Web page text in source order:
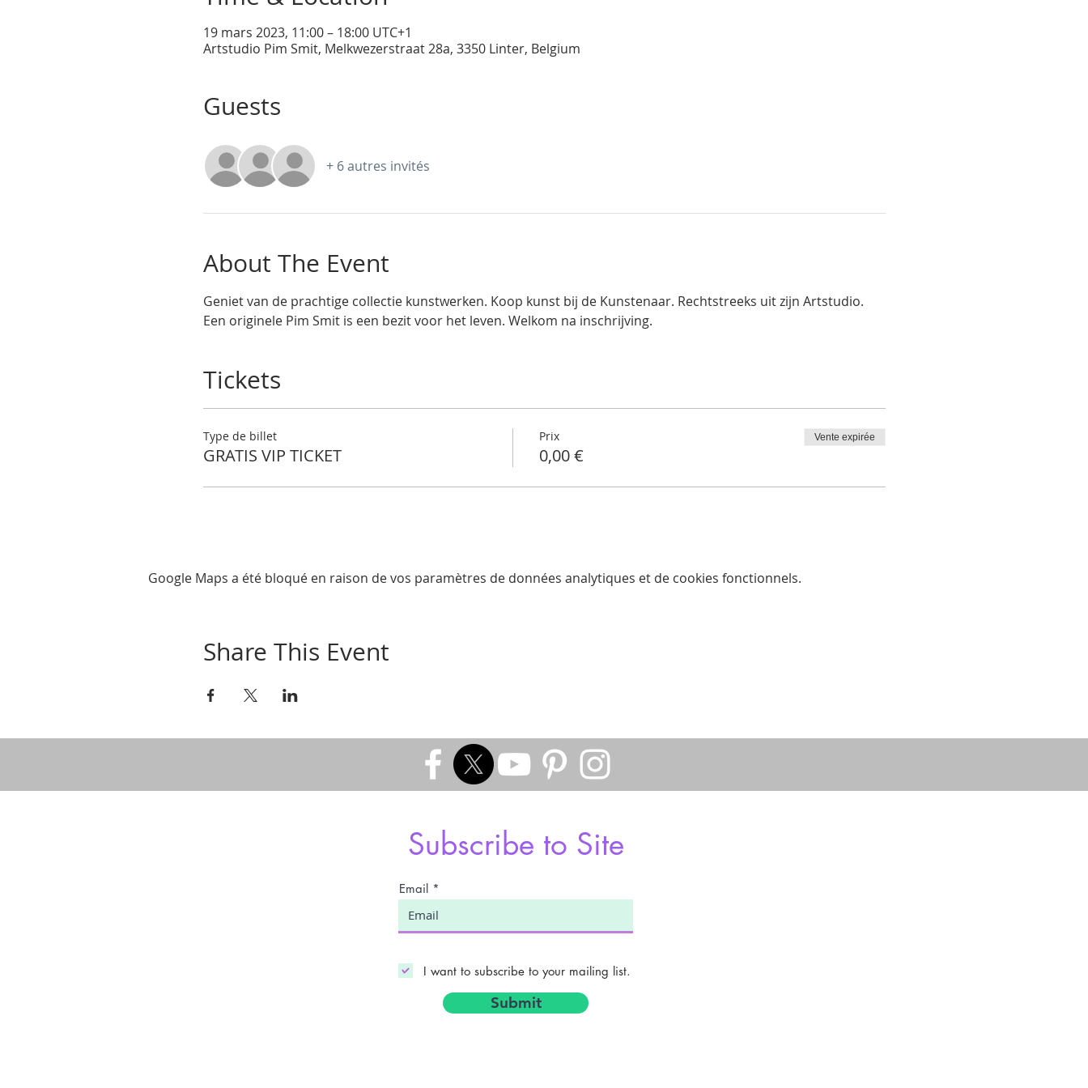
19 mars 2023, 11:00 – 18:00 UTC+1
Artstudio Pim Smit, Melkwezerstraat 28a, 3350 Linter, Belgium
Guests
+ 6 autres invités
About The Event
Geniet van de prachtige collectie kunstwerken. Koop kunst bij de Kunstenaar. Rechtstreeks uit zijn Artstudio.
Een originele Pim Smit is een bezit voor het leven. Welkom na inschrijving.
Tickets
Type de billet
GRATIS VIP TICKET
Prix
0,00 €
Vente expirée
Google Maps a été bloqué en raison de vos paramètres de données analytiques et de cookies fonctionnels.
Share This Event
Subscribe to Site
Email
I want to subscribe to your mailing list.
Submit